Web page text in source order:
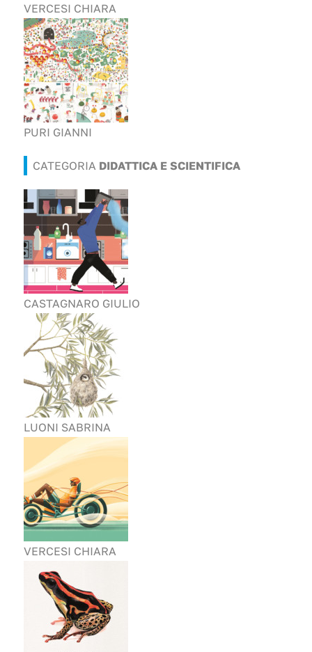
VERCESI CHIARA
PURI GIANNI
CATEGORIA DIDATTICA E SCIENTIFICA
CASTAGNARO GIULIO
LUONI SABRINA
VERCESI CHIARA